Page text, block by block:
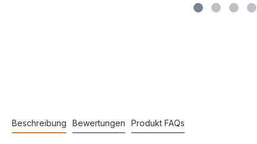
Beschreibung Bewertungen Produkt FAQs